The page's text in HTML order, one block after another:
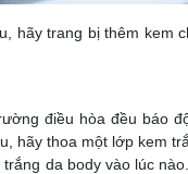
hãy trang bị thêm kem
điều hòa đều báo
hãy thoa một lớp kem
da body vào lúc